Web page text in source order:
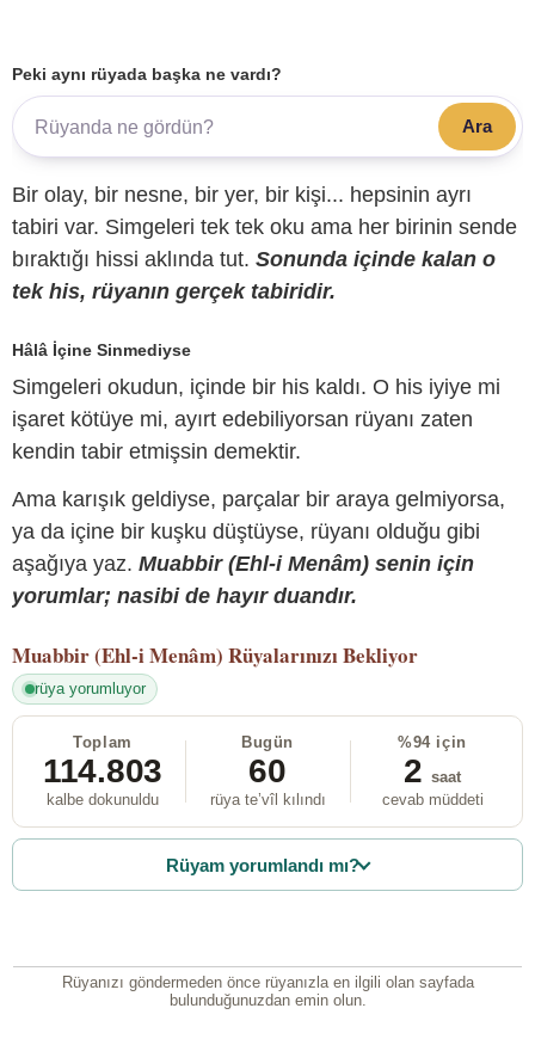
Peki aynı rüyada başka ne vardı?
Ara
Bir olay, bir nesne, bir yer, bir kişi... hepsinin ayrı
tabiri var. Simgeleri tek tek oku ama her birinin sende
bıraktığı hissi aklında tut. Sonunda içinde kalan o
tek his, rüyanın gerçek tabiridir.
Hâlâ İçine Sinmediyse
Simgeleri okudun, içinde bir his kaldı. O his iyiye mi
işaret kötüye mi, ayırt edebiliyorsan rüyanı zaten
kendin tabir etmişsin demektir.
Ama karışık geldiyse, parçalar bir araya gelmiyorsa,
ya da içine bir kuşku düştüyse, rüyanı olduğu gibi
aşağıya yaz. Muabbir (Ehl-i Menâm) senin için
yorumlar; nasibi de hayır duandır.
Muabbir (Ehl-i Menâm) Rüyalarınızı Bekliyor
rüya yorumluyor
Toplam
114.803
kalbe dokunuldu
Bugün
60
rüya te’vîl kılındı
%94 için
2 saat
cevab müddeti
Rüyam yorumlandı mı?
Rüyanızı göndermeden önce rüyanızla en ilgili olan sayfada
bulunduğunuzdan emin olun.